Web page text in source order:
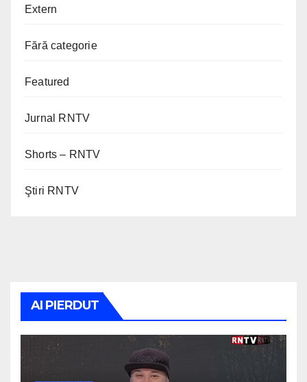
Extern
Fără categorie
Featured
Jurnal RNTV
Shorts – RNTV
Ştiri RNTV
AI PIERDUT